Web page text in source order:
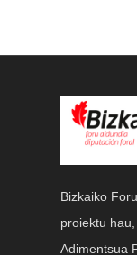
Bizkaiko
proiektu
Adimentsua